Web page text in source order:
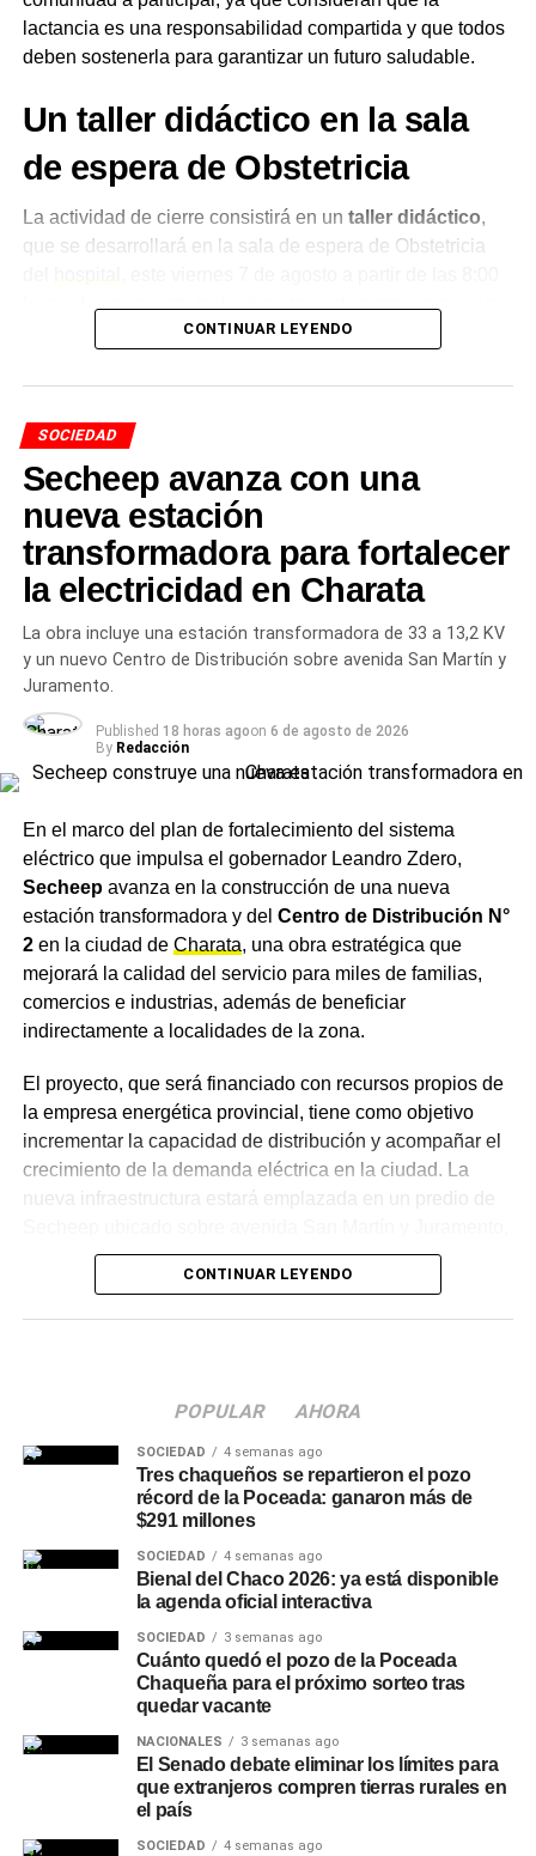
lactancia es una responsabilidad compartida y que todos
deben sostenerla para garantizar un futuro saludable.
Un taller didáctico en la sala
de espera de Obstetricia
La actividad de cierre consistirá en un taller didáctico,
que se desarrollará en la sala de espera de Obstetricia
stand informativo destinado a acompañar a las familias
lactancia.
Desde elHospital Enrique V. de Llamas
importancia de que toda la comunidad se acerque a
participar de la jornada, en línea con el objetivo de
fortalecer la lactancia materna como una práctica que
involucra no solo a las madres, sino también a las
familias y a la sociedad en su conjunto.
Másnoticias de CharataenCharataChaco.Net.
CONTINUAR LEYENDO
SOCIEDAD
Secheep avanza con una
nueva estación
transformadora para fortalecer
la electricidad en Charata
La obra incluye una estación transformadora de 33 a 13,2 KV
y un nuevo Centro de Distribución sobre avenida San Martín y
Juramento.
Published 18 horas agoon 6 de agosto de 2026
By Redacción
En el marco del plan de fortalecimiento del sistema
eléctrico que impulsa el gobernador Leandro Zdero,
Secheepavanza en la construcción de una nueva
estación transformadora y del Centro de Distribución N°
2en la ciudad de Charata, una obra estratégica que
mejorará la calidad del servicio para miles de familias,
comercios e industrias, además de beneficiar
indirectamente a localidades de la zona.
El proyecto, que será financiado con recursos propios de
la empresa energética provincial, tiene como objetivo
incrementar la capacidad de distribución y acompañar el
crecimiento de la demanda eléctrica en la ciudad. La
nueva infraestructura estará emplazada en un predio de
donde funcionó la antigua usina eléctrica.
Las características técnicas de
La obra contempla la construcción de una
transformadorade rebaje de 33 a 13,2 KV, equipada
con un transformador de potencia de 16 MVA y todos los
sistemas de protección, maniobra, medición y
telecomando necesarios para garantizar un
funcionamiento seguro y eficiente. Será alimentada por
una nueva línea aérea de media tensión de 33 KV, con
una extensión de 3.520 metros, que se conectará con la
nueva estación transformadora de alta tensión ya
construida, además de un tramo de línea subterránea de
En paralelo, se construirá una línea subterránea de media
tensión de 13,2 KV con cuatro salidas destinadas a
abastecer nuevos distribuidores y subestaciones,
fortaleciendo el suministro en distintos sectores de la
CONTINUAR LEYENDO
POPULAR AHORA
SOCIEDAD 4 semanas ago
Tres chaqueños se repartieron el pozo
récord de la Poceada: ganaron más de
$291 millones
SOCIEDAD 4 semanas ago
Bienal del Chaco 2026: ya está disponible
la agenda oficial interactiva
SOCIEDAD 3 semanas ago
Cuánto quedó el pozo de la Poceada
Chaqueña para el próximo sorteo tras
quedar vacante
NACIONALES 3 semanas ago
El Senado debate eliminar los límites para
que extranjeros compren tierras rurales en
el país
SOCIEDAD 4 semanas ago